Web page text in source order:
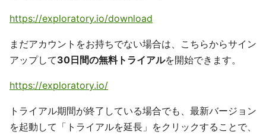
https://exploratory.io/download
まだアカウントをお持ちでない場合は、こちらからサイン
アップして30日間の無料トライアルを開始できます。
https://exploratory.io/
トライアル期間が終了している場合でも、最新バージョン
を起動して「トライアルを延長」をクリックすることで、